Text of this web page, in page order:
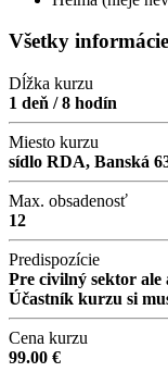
Všetky informácie
Dĺžka kurzu
1 deň / 8 hodín
Miesto kurzu
sídlo RDA, Banská
Max. obsadenosť
12
Predispozície
Pre civilný sektor ale
Účastník kurzu si
Cena kurzu
99.00 €